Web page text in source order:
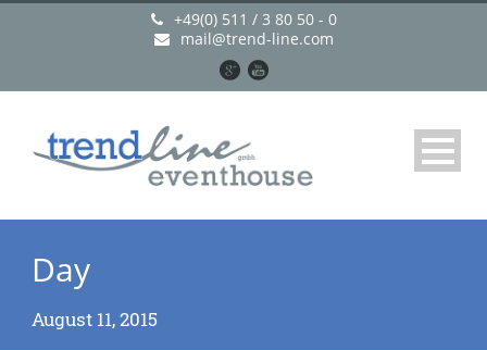
+49(0) 511 / 3 80 50 - 0
mail@trend-line.com
Day
August 11, 2015